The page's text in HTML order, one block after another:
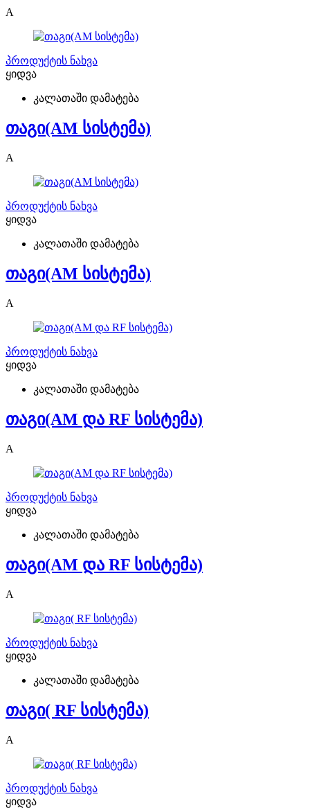
A
პროდუქტის ნახვა
ყიდვა
კალათაში დამატება
თაგი(AM სისტემა)
A
პროდუქტის ნახვა
ყიდვა
კალათაში დამატება
თაგი(AM სისტემა)
A
პროდუქტის ნახვა
ყიდვა
კალათაში დამატება
თაგი(AM და RF სისტემა)
A
პროდუქტის ნახვა
ყიდვა
კალათაში დამატება
თაგი(AM და RF სისტემა)
A
პროდუქტის ნახვა
ყიდვა
კალათაში დამატება
თაგი( RF სისტემა)
A
პროდუქტის ნახვა
ყიდვა